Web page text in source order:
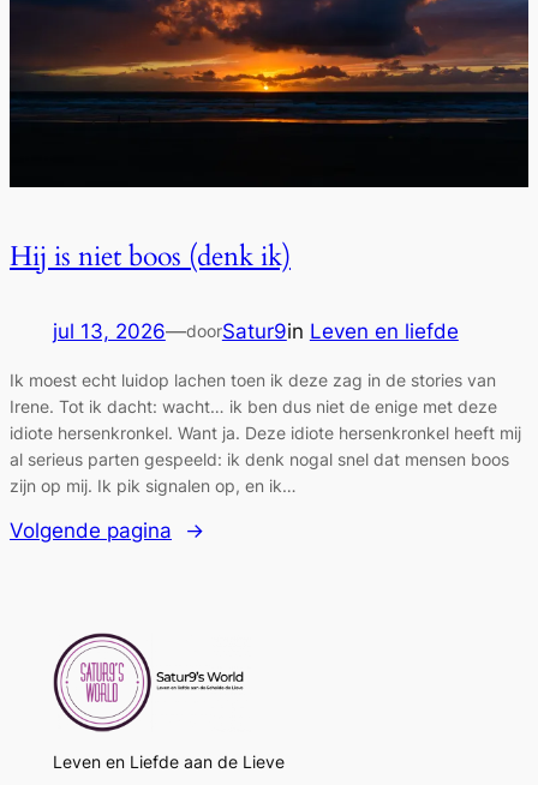
Hij is niet boos (denk ik)
jul 13, 2026—doorSatur9in Leven en liefde
Ik moest echt luidop lachen toen ik deze zag in de stories van
Irene. Tot ik dacht: wacht… ik ben dus niet de enige met deze
idiote hersenkronkel. Want ja. Deze idiote hersenkronkel heeft mij
al serieus parten gespeeld: ik denk nogal snel dat mensen boos
zijn op mij. Ik pik signalen op, en ik…
Volgende pagina →
Leven en Liefde aan de Lieve